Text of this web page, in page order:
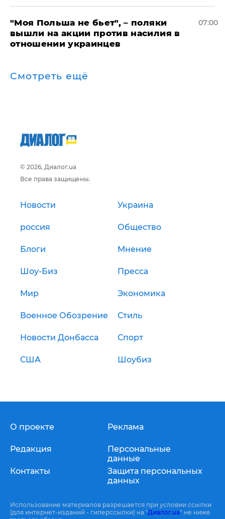
"Моя Польша не бьет", – поляки
вышли на акции против насилия в
отношении украинцев
07:00
Смотреть ещё
© 2026, Диалог.ua
Все права защищены.
Новости Украина
россия Общество
Блоги Мнение
Шоу-Биз Пресса
Мир Экономика
Военное Обозрение Стиль
Новости Донбасса Спорт
США Шоубиз
О проекте
Редакция
Контакты
Реклама
Персональные
данные
Защита персональных
данных
Использование материалов разрешается при условии ссылки
(для интернет-изданий - гиперссылки) на "Диалог.ua" не ниже